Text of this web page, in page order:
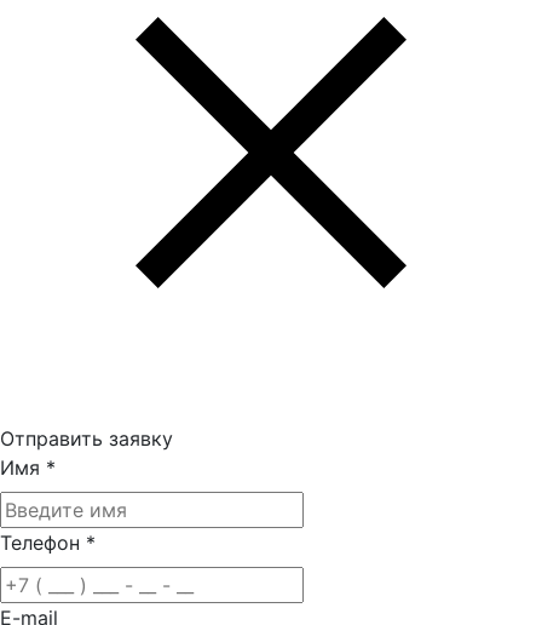
Отправить заявку
Имя *
Телефон *
E-mail